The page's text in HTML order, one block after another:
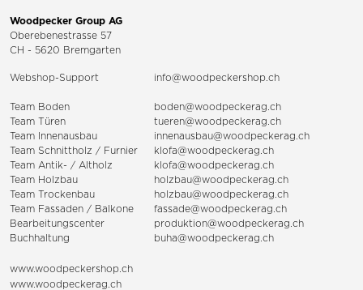
Woodpecker Group AG
Oberebenestrasse 57
CH - 5620 Bremgarten
Webshop-Support info@woodpeckershop.ch
Team Boden
boden@woodpeckerag.ch
Team Türen
tueren@woodpeckerag.ch
Team Innenausbau
innenausbau@woodpeckerag.ch
Team Schnittholz / Furnier
klofa@woodpeckerag.ch
Team Antik- / Altholz
klofa@woodpeckerag.ch
Team Holzbau
holzbau@woodpeckerag.ch
Team Trockenbau
holzbau@woodpeckerag.ch
Team Fassaden / Balkone
fassade@woodpeckerag.ch
Bearbeitungscenter
produktion@woodpeckerag.ch
Buchhaltung
buha@woodpeckerag.ch
www.woodpeckershop.ch
www.woodpeckerag.ch